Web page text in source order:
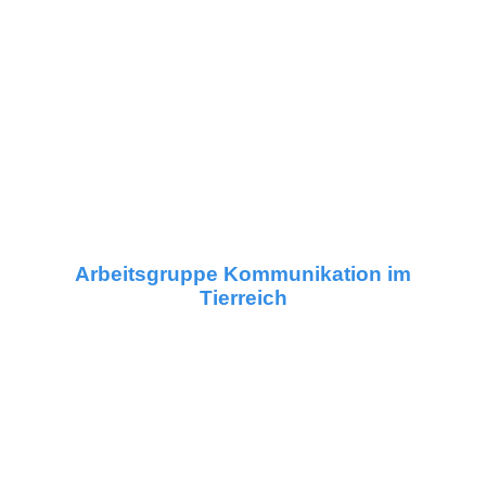
Arbeitsgruppe Kommunikation im
Tierreich